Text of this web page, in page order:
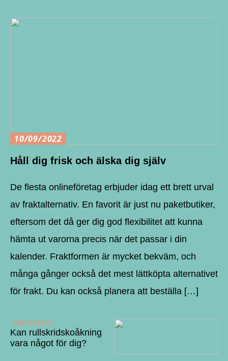
10/09/2022
Håll dig frisk och älska dig själv
De flesta onlineföretag erbjuder idag ett brett urval
av fraktalternativ. En favorit är just nu paketbutiker,
eftersom det då ger dig god flexibilitet att kunna
hämta ut varorna precis när det passar i din
kalender. Fraktformen är mycket bekväm, och
många gånger också det mest lättköpta alternativet
för frakt. Du kan också planera att beställa […]
04/09/2022
Kan rullskridskoåkning
vara något för dig?